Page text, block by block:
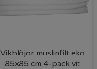
Vikblöjor muslinfilt eko
85×85 cm 4-pack vit